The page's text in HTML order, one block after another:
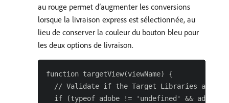
au rouge permet d’augmenter les conversions
lorsque la livraison express est sélectionnée, au
lieu de conserver la couleur du bouton bleu pour
les deux options de livraison.
function targetView(viewName) {
// Validate if the Target Libraries are
if (typeof adobe != 'undefined' &&